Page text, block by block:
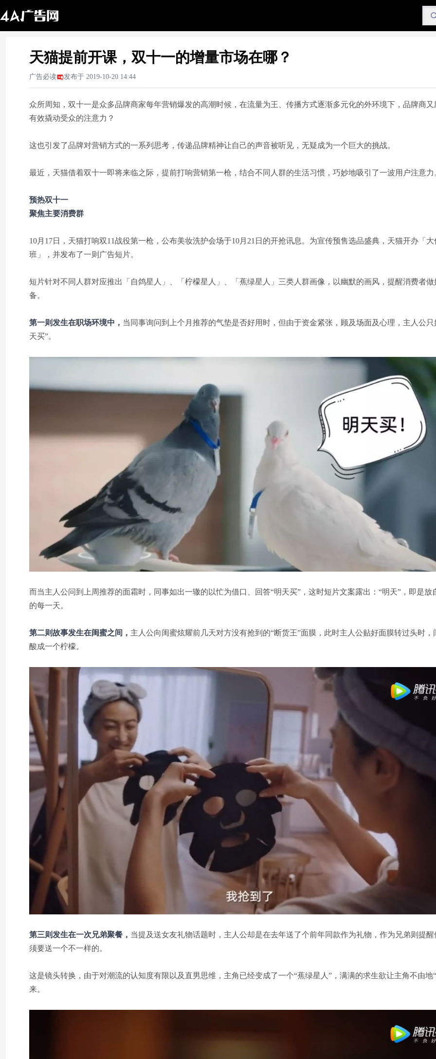
天猫提前开课，双十一的增量市场在哪？
广告必读 发布于 2019-10-20 14:44
众所周知，双十一是众多品牌商家每年营销爆发的高潮时候，在流量为王、传播方式逐渐多元化的外环境下，品牌商又
有效撬动受众的注意力？
这也引发了品牌对营销方式的一系列思考，传递品牌精神让自己的声音被听见，无疑成为一个巨大的挑战。
最近，天猫借着双十一即将来临之际，提前打响营销第一枪，结合不同人群的生活习惯，巧妙地吸引了一波用户注意力
预热双十一
聚焦主要消费群
10月17日，天猫打响双11战役第一枪，公布美妆洗护会场于10月21日的开抢讯息。为宣传预售选品盛典，天猫开办「
班」，并发布了一则广告短片。
短片针对不同人群对应推出「自鸽星人」、「柠檬星人」、「蕉绿星人」三类人群画像，以幽默的画风，提醒消费者做
备。
第一则发生在职场环境中， 当同事询问到上个月推荐的气垫是否好用时，但由于资金紧张，顾及场面及心理，主人公只
天买”。
而当主人公问到上周推荐的面霜时，同事如出一辙的以忙为借口、回答“明天买”，这时短片文案露出：“明天”，即是放
的每一天。
第二则故事发生在闺蜜之间， 主人公向闺蜜炫耀前几天对方没有抢到的“断货王”面膜，此时主人公贴好面膜转过头时，
酸成一个柠檬。
第三则发生在一次兄弟聚餐， 当提及送女友礼物话题时，主人公却是在去年送了个前年同款作为礼物，作为兄弟则提
须要送一个不一样的。
这是镜头转换，由于对潮流的认知度有限以及直男思维，主角已经变成了一个“蕉绿星人”，满满的求生欲让主角不由地
来。